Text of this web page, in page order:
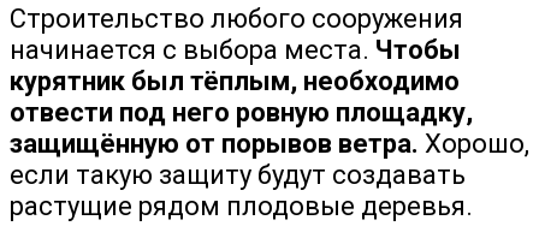
Строительство любого сооружения
начинается с выбора места. Чтобы
курятник был тёплым, необходимо
отвести под него ровную площадку,
защищённую от порывов ветра. Хорошо,
если такую защиту будут создавать
растущие рядом плодовые деревья.